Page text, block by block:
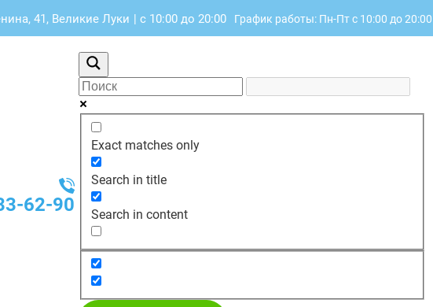
41, Великие Луки | с 10:00 до 20:00 График работы: Пн-Пт с 10:00 до 20:00
62-90
Exact matches only
Search in title
Search in content